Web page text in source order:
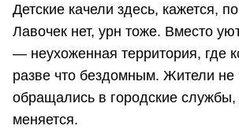
Детские качели здесь, кажется,
Лавочек нет, урн тоже. Вместо
— неухоженная территория, где
разве что бездомным. Жители не
обращались в городские службы,
меняется.